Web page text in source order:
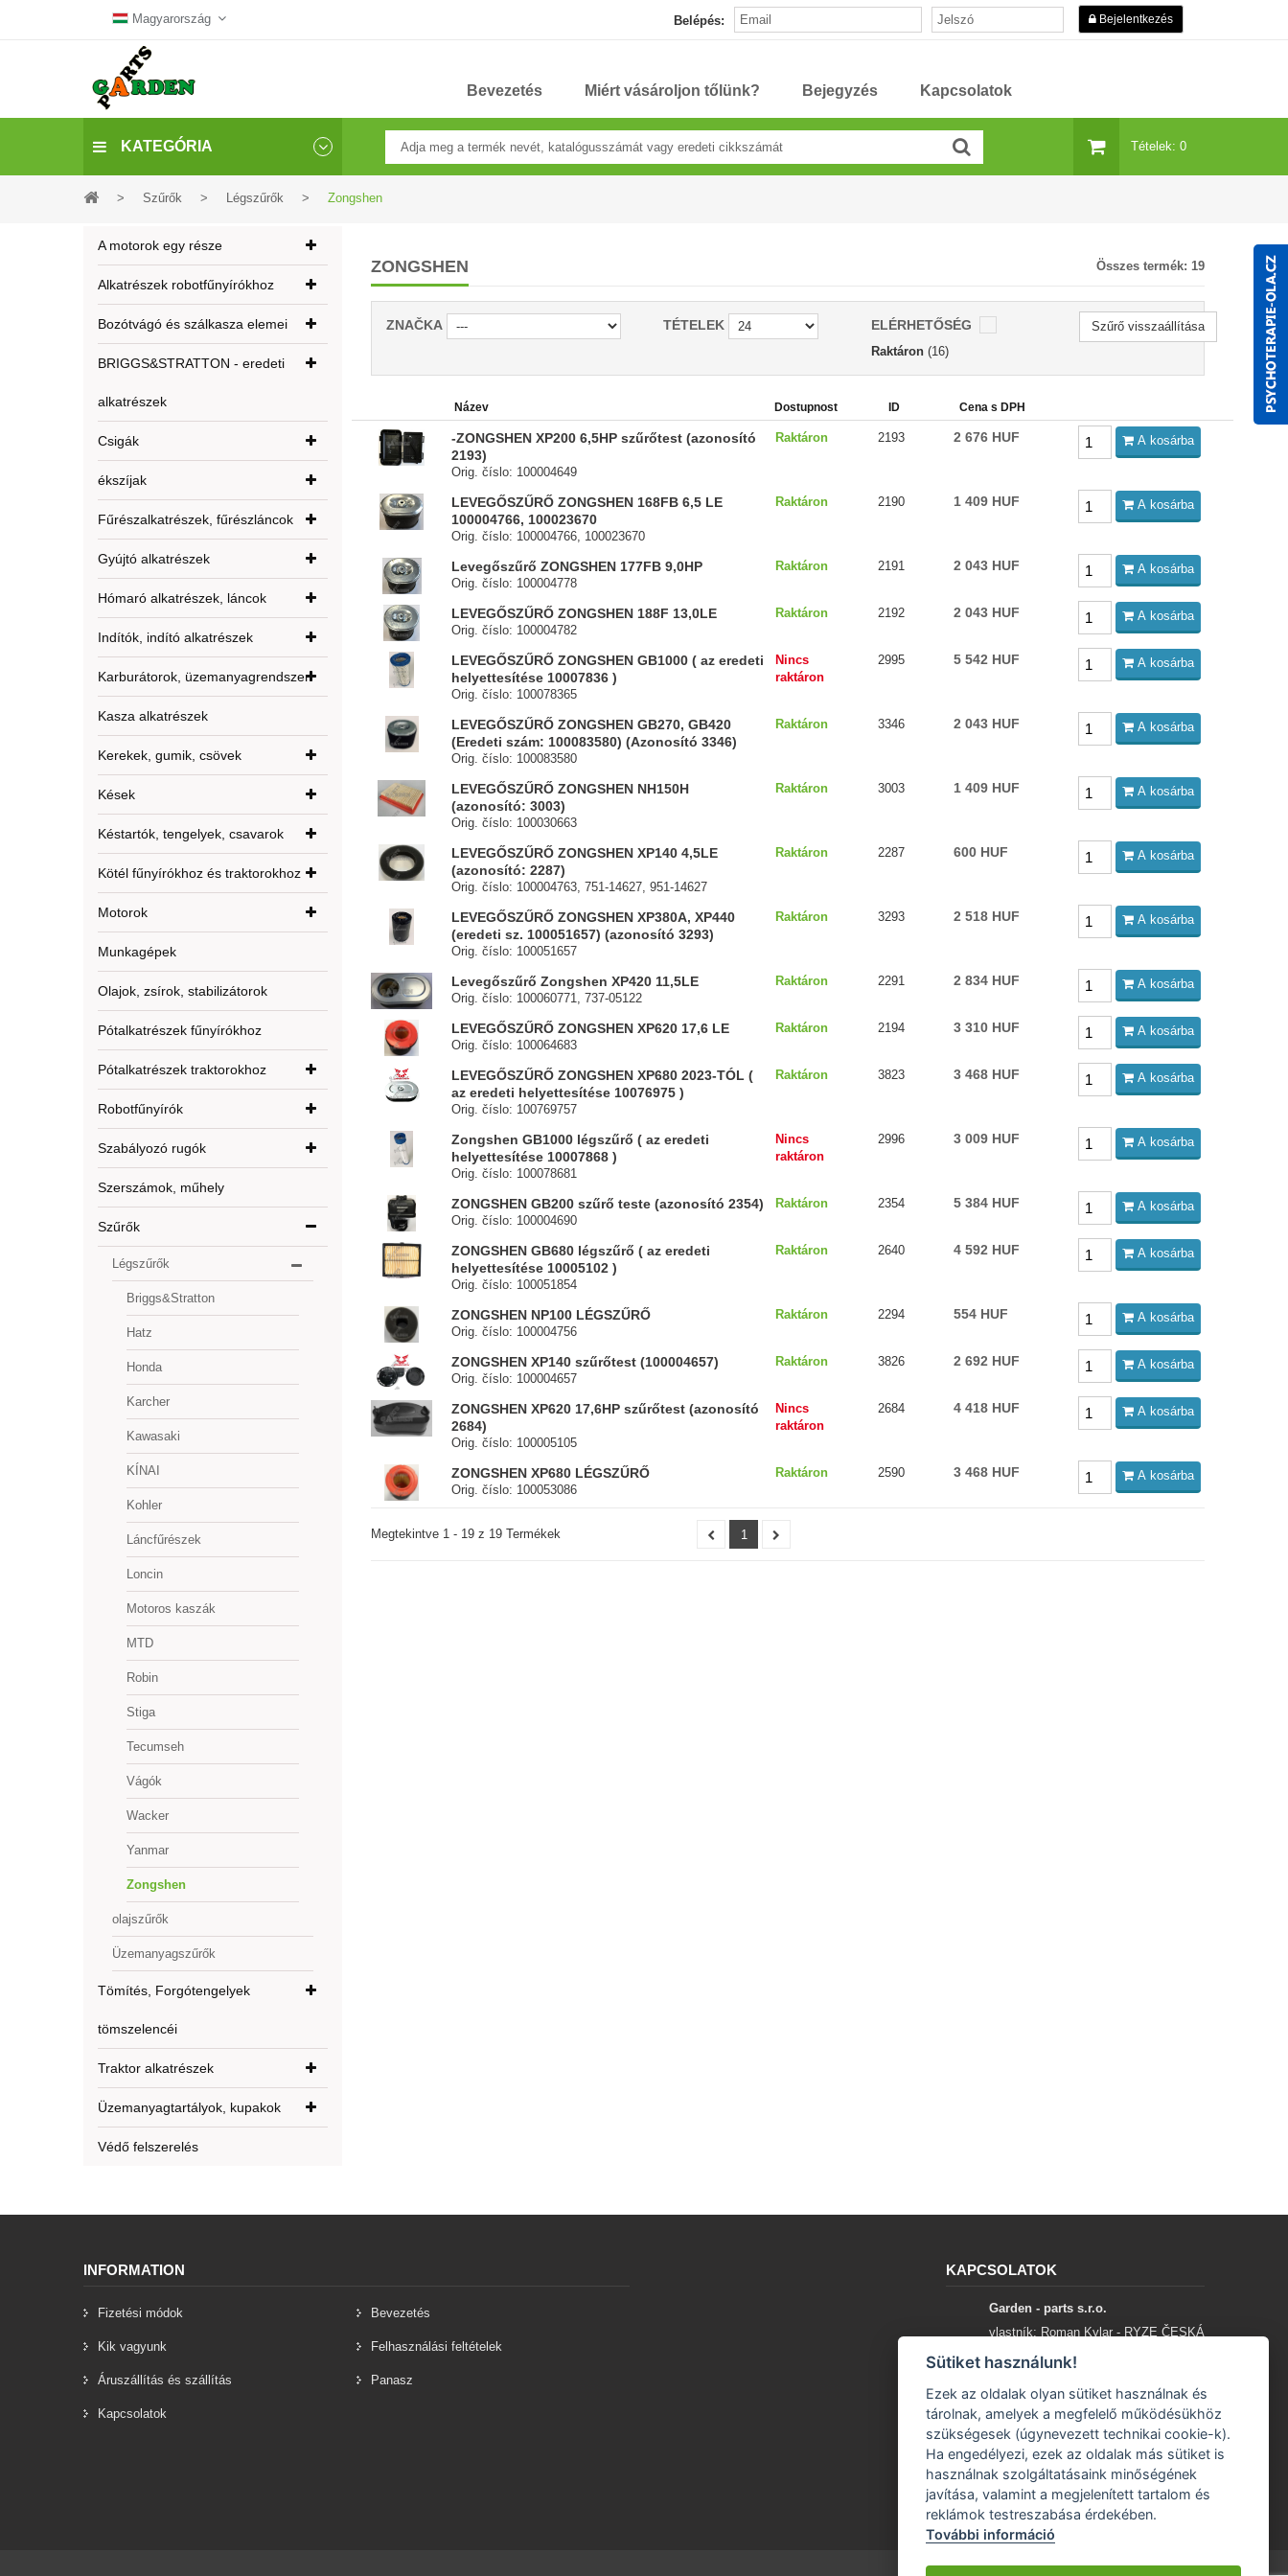
Magyarország Belépés: Bejelentkezés
Bevezetés Miért vásároljon tőlünk? Bejegyzés Kapcsolatok
KATEGÓRIA Tételek: 0
> Szűrők > Légszűrők > Zongshen
A motorok egy része
Alkatrészek robotfűnyírókhoz
Bozótvágó és szálkasza elemei
BRIGGS&STRATTON - eredeti
alkatrészek
Csigák
ékszíjak
Fűrészalkatrészek, fűrészláncok
Gyújtó alkatrészek
Hómaró alkatrészek, láncok
Indítók, indító alkatrészek
Karburátorok, üzemanyagrendszer
Kasza alkatrészek
Kerekek, gumik, csövek
Kések
Késtartók, tengelyek, csavarok
Kötél fűnyírókhoz és traktorokhoz
Motorok
Munkagépek
Olajok, zsírok, stabilizátorok
Pótalkatrészek fűnyírókhoz
Pótalkatrészek traktorokhoz
Robotfűnyírók
Szabályozó rugók
Szerszámok, műhely
Szűrők
Légszűrők
Briggs&Stratton
Hatz
Honda
Karcher
Kawasaki
KÍNAI
Kohler
Láncfűrészek
Loncin
Motoros kaszák
MTD
Robin
Stiga
Tecumseh
Vágók
Wacker
Yanmar
Zongshen
olajszűrők
Üzemanyagszűrők
Tömítés, Forgótengelyek
tömszelencéi
Traktor alkatrészek
Üzemanyagtartályok, kupakok
Védő felszerelés
ZONGSHEN Összes termék: 19
ZNAČKA TÉTELEK ELÉRHETŐSÉG
Raktáron (16)
Szűrő visszaállítása
Název Dostupnost ID Cena s DPH
-ZONGSHEN XP200 6,5HP szűrőtest (azonosító
2193)
Orig. číslo: 100004649
Raktáron 2193 2 676 HUF A kosárba
LEVEGŐSZŰRŐ ZONGSHEN 168FB 6,5 LE
100004766, 100023670
Orig. číslo: 100004766, 100023670
Raktáron 2190 1 409 HUF A kosárba
Levegőszűrő ZONGSHEN 177FB 9,0HP
Orig. číslo: 100004778
Raktáron 2191 2 043 HUF A kosárba
LEVEGŐSZŰRŐ ZONGSHEN 188F 13,0LE
Orig. číslo: 100004782
Raktáron 2192 2 043 HUF A kosárba
LEVEGŐSZŰRŐ ZONGSHEN GB1000 ( az eredeti
helyettesítése 10007836 )
Orig. číslo: 100078365
Nincs
raktáron
2995 5 542 HUF A kosárba
LEVEGŐSZŰRŐ ZONGSHEN GB270, GB420
(Eredeti szám: 100083580) (Azonosító 3346)
Orig. číslo: 100083580
Raktáron 3346 2 043 HUF A kosárba
LEVEGŐSZŰRŐ ZONGSHEN NH150H
(azonosító: 3003)
Orig. číslo: 100030663
Raktáron 3003 1 409 HUF A kosárba
LEVEGŐSZŰRŐ ZONGSHEN XP140 4,5LE
(azonosító: 2287)
Orig. číslo: 100004763, 751-14627, 951-14627
Raktáron 2287 600 HUF A kosárba
LEVEGŐSZŰRŐ ZONGSHEN XP380A, XP440
(eredeti sz. 100051657) (azonosító 3293)
Orig. číslo: 100051657
Raktáron 3293 2 518 HUF A kosárba
Levegőszűrő Zongshen XP420 11,5LE
Orig. číslo: 100060771, 737-05122
Raktáron 2291 2 834 HUF A kosárba
LEVEGŐSZŰRŐ ZONGSHEN XP620 17,6 LE
Orig. číslo: 100064683
Raktáron 2194 3 310 HUF A kosárba
LEVEGŐSZŰRŐ ZONGSHEN XP680 2023-TÓL (
az eredeti helyettesítése 10076975 )
Orig. číslo: 100769757
Raktáron 3823 3 468 HUF A kosárba
Zongshen GB1000 légszűrő ( az eredeti
helyettesítése 10007868 )
Orig. číslo: 100078681
Nincs
raktáron
2996 3 009 HUF A kosárba
ZONGSHEN GB200 szűrő teste (azonosító 2354)
Orig. číslo: 100004690
Raktáron 2354 5 384 HUF A kosárba
ZONGSHEN GB680 légszűrő ( az eredeti
helyettesítése 10005102 )
Orig. číslo: 100051854
Raktáron 2640 4 592 HUF A kosárba
ZONGSHEN NP100 LÉGSZŰRŐ
Orig. číslo: 100004756
Raktáron 2294 554 HUF A kosárba
ZONGSHEN XP140 szűrőtest (100004657)
Orig. číslo: 100004657
Raktáron 3826 2 692 HUF A kosárba
ZONGSHEN XP620 17,6HP szűrőtest (azonosító
2684)
Orig. číslo: 100005105
Nincs
raktáron
2684 4 418 HUF A kosárba
ZONGSHEN XP680 LÉGSZŰRŐ
Orig. číslo: 100053086
Raktáron 2590 3 468 HUF A kosárba
1
Megtekintve 1 - 19 z 19 Termékek
INFORMATION
Fizetési módok Bevezetés
Kik vagyunk Felhasználási feltételek
Áruszállítás és szállítás Panasz
Kapcsolatok
KAPCSOLATOK
Garden - parts s.r.o.
vlastník: Roman Kylar - RYZE ČESKÁ
SPOLEČNOST
56935 Mladějov na Moravě
+420 777 96 96 03
info@garden-parts.cz
Sütiket használunk!
Ezek az oldalak olyan sütiket használnak és
tárolnak, amelyek a megfelelő működésükhöz
szükségesek (úgynevezett technikai cookie-k).
Ha engedélyezi, ezek az oldalak más sütiket is
használnak szolgáltatásaink minőségének
javítása, valamint a megjelenített tartalom és
reklámok testreszabása érdekében.
További információ